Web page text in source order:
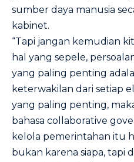
sumber daya manusia
kabinet.
“Tapi jangan kemudian
hal yang sepele,
yang paling penting
keterwakilan dari setiap
yang paling penting,
bahasa collaborative
kelola pemerintahan itu
bukan karena siapa, tapi